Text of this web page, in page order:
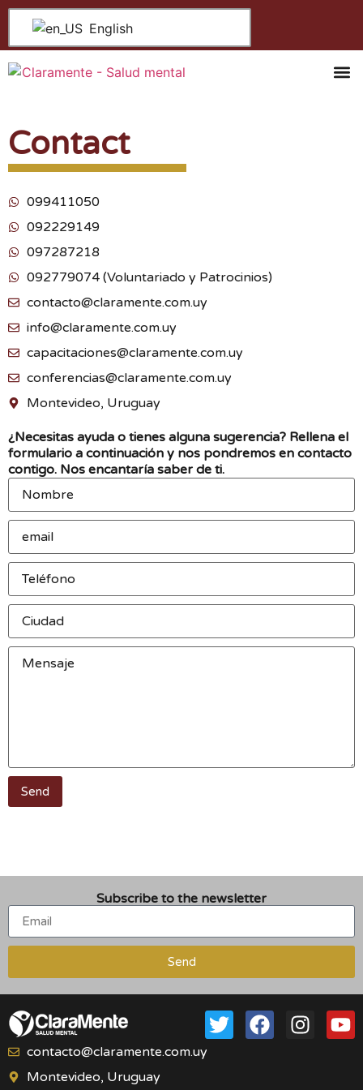
English
Contact
099411050
092229149
097287218
092779074 (Voluntariado y Patrocinios)
contacto@claramente.com.uy
info@claramente.com.uy
capacitaciones@claramente.com.uy
conferencias@claramente.com.uy
Montevideo, Uruguay
¿Necesitas ayuda o tienes alguna sugerencia? Rellena el
formulario a continuación y nos pondremos en contacto
contigo. Nos encantaría saber de ti.
Send
Subscribe to the newsletter
Send
contacto@claramente.com.uy
Montevideo, Uruguay